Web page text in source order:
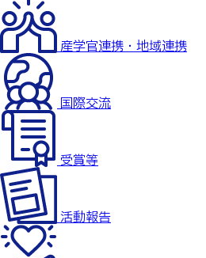
産学官連携・地域連携
国際交流
受賞等
活動報告